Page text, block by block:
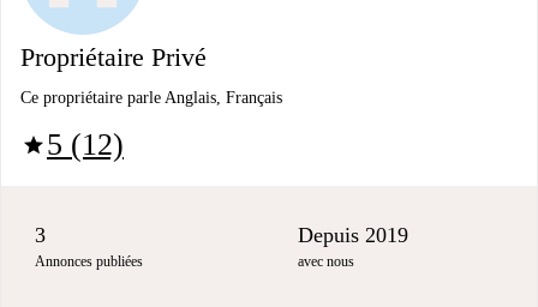
Propriétaire Privé
Ce propriétaire parle Anglais, Français
star5 (12)
3
Annonces publiées
Depuis 2019
avec nous